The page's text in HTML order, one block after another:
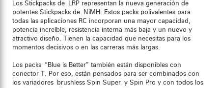
Los Stickpacks de LRP representan la nueva generación de
potentes Stickpacks de NiMH. Estos packs polivalentes para
todas las aplicaciones RC incorporan una mayor capacidad,
potencia increíble, resistencia interna más baja y un nuevo y
atractivo diseño. Tienen la capacidad que necesitas para los
momentos decisivos o en las carreras más largas.
Los packs “Blue is Better” también están disponibles con
conector T. Por eso, están pensados para ser combinados con
los variadores brushless Spin Super y Spin Pro y con todos los